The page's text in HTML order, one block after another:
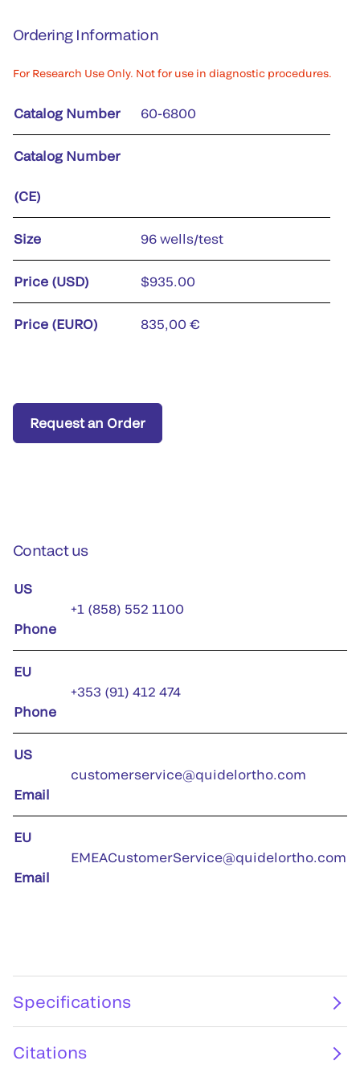
Ordering Information
For Research Use Only. Not for use in diagnostic procedures.
Catalog Number 60-6800
Catalog Number
(CE)
Size 96 wells/test
Price (USD) $935.00
Price (EURO) 835,00 €
Request an Order
Contact us
US
Phone
+1 (858) 552 1100
EU
Phone
+353 (91) 412 474
US
Email
customerservice@quidelortho.com
EU
Email
EMEACustomerService@quidelortho.com
Specifications
Citations